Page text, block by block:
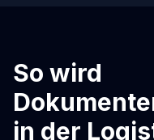
So wird
in der